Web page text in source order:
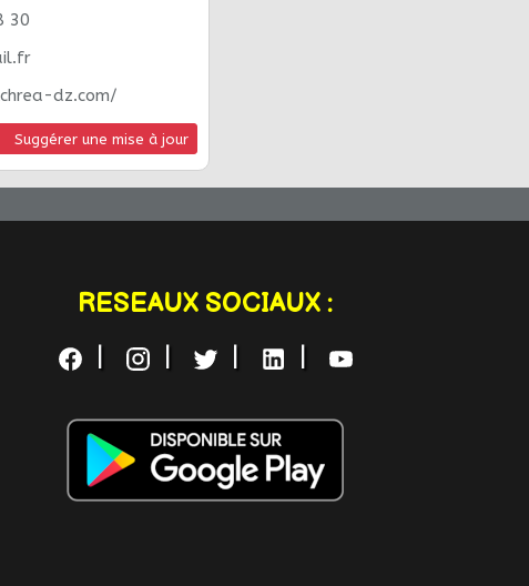
30
dz.com/
Suggérer une mise à jour
RESEAUX SOCIAUX :